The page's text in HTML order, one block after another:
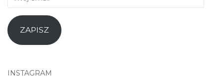
ZAPISZ
INSTAGRAM